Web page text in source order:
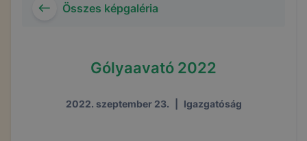
Összes képgaléria
Gólyaavató 2022
2022. szeptember 23. Igazgatóság